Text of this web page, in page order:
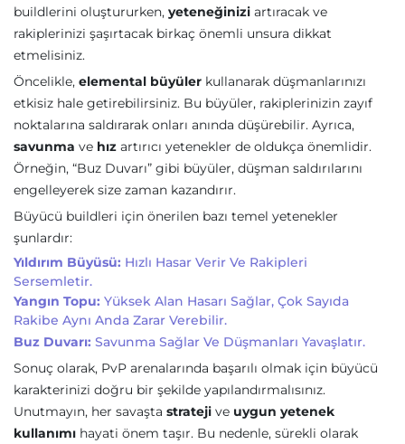
buildlerini oluştururken, yeteneğinizi artıracak ve
rakiplerinizi şaşırtacak birkaç önemli unsura dikkat
etmelisiniz.
Öncelikle, elemental büyüler kullanarak düşmanlarınızı
etkisiz hale getirebilirsiniz. Bu büyüler, rakiplerinizin zayıf
noktalarına saldırarak onları anında düşürebilir. Ayrıca,
savunma ve hız artırıcı yetenekler de oldukça önemlidir.
Örneğin, “Buz Duvarı” gibi büyüler, düşman saldırılarını
engelleyerek size zaman kazandırır.
Büyücü buildleri için önerilen bazı temel yetenekler
şunlardır:
Yıldırım Büyüsü: Hızlı Hasar Verir Ve Rakipleri
Sersemletir.
Yangın Topu: Yüksek Alan Hasarı Sağlar, Çok Sayıda
Rakibe Aynı Anda Zarar Verebilir.
Buz Duvarı: Savunma Sağlar Ve Düşmanları Yavaşlatır.
Sonuç olarak, PvP arenalarında başarılı olmak için büyücü
karakterinizi doğru bir şekilde yapılandırmalısınız.
Unutmayın, her savaşta strateji ve uygun yetenek
kullanımı hayati önem taşır. Bu nedenle, sürekli olarak